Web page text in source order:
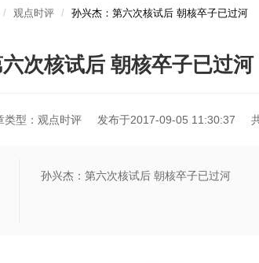
观点时评 孙兴杰：第六次核试后 朝核卒子已过河
次核试后 朝核卒子已过河
类型：观点时评 发布于2017-09-05 11:30:37
孙兴杰：第六次核试后 朝核卒子已过河